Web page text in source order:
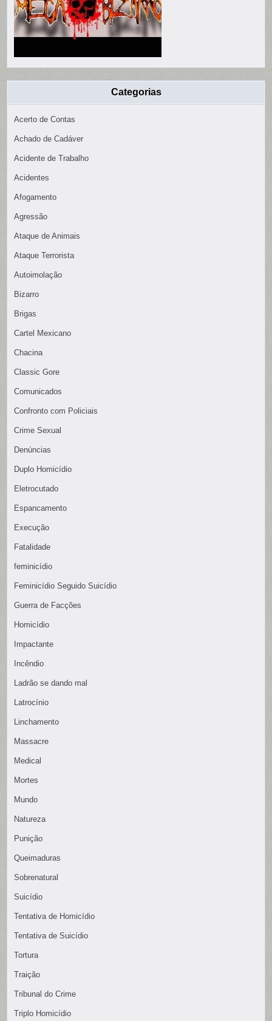
Categorias
Acerto de Contas
Achado de Cadáver
Acidente de Trabalho
Acidentes
Afogamento
Agressão
Ataque de Animais
Ataque Terrorista
Autoimolação
Bizarro
Brigas
Cartel Mexicano
Chacina
Classic Gore
Comunicados
Confronto com Policiais
Crime Sexual
Denúncias
Duplo Homicídio
Eletrocutado
Espancamento
Execução
Fatalidade
feminicídio
Feminicídio Seguido Suicídio
Guerra de Facções
Homicídio
Impactante
Incêndio
Ladrão se dando mal
Latrocínio
Linchamento
Massacre
Medical
Mortes
Mundo
Natureza
Punição
Queimaduras
Sobrenatural
Suicídio
Tentativa de Homicídio
Tentativa de Suicídio
Tortura
Traição
Tribunal do Crime
Triplo Homicídio